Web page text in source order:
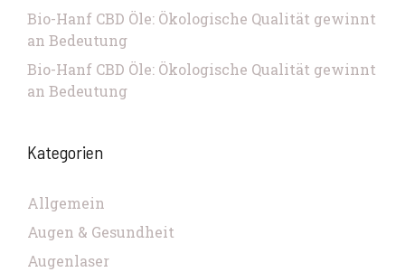
Bio-Hanf CBD Öle: Ökologische Qualität gewinnt
an Bedeutung
Bio-Hanf CBD Öle: Ökologische Qualität gewinnt
an Bedeutung
Kategorien
Allgemein
Augen & Gesundheit
Augenlaser